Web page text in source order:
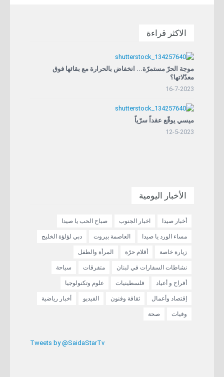
الاكثر قراءة
موجة الحرّ مستمرّة... انخفاض بالحرارة مع بقائها فوق
معدّلاتها؟
16-7-2023
ميسي يوقّع عقداً سرّياً
12-5-2023
الأخبار اليومية
أخبار صيدا اخبار الجنوب صباح الحب يا صيدا
مساء الورد يا صيدا العاصمة بيروت دبي لؤلؤة الخليج
زيارة خاصة أقلام حرّة المرأة والطفل
نشاطات السفارات في لبنان متفرقات سياحة
أفراح و أعياد فلسطينيات علوم وتكنولوجيا
إقتصاد وأعمال ثقافة وفنون الفيديو أخبار رياضية
وفيات صحة
Tweets by @SaidaStarTv